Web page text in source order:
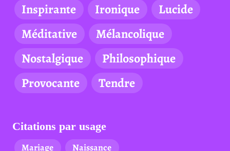
Inspirante
Ironique
Lucide
Méditative
Mélancolique
Nostalgique
Philosophique
Provocante
Tendre
Citations par usage
Mariage
Naissance